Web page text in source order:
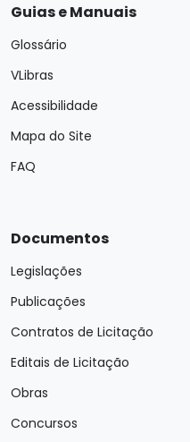
Guias e Manuais
Glossário
VLibras
Acessibilidade
Mapa do Site
FAQ
Documentos
Legislações
Publicações
Contratos de Licitação
Editais de Licitação
Obras
Concursos